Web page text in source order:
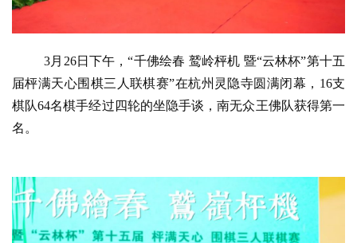
3月26日下午，“千佛绘春 鹫岭枰机 暨“云林杯”第十五
届枰满天心围棋三人联棋赛”在杭州灵隐寺圆满闭幕，16支
棋队64名棋手经过四轮的坐隐手谈，南无众王佛队获得第一
名。